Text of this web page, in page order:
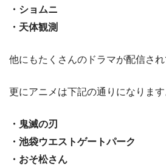
・ショムニ
・天体観測
他にもたくさんのドラマが配信され
更にアニメは下記の通りになります
・鬼滅の刃
・池袋ウエストゲートパーク
・おそ松さん